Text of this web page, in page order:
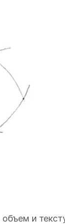
объем и